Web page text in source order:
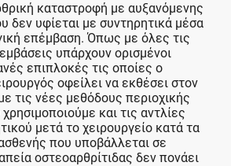
καταστροφή με αυξανόμενης
δεν υφίεται με συντηρητικά μέσα
επέμβαση. Όπως με όλες τις
υπάρχουν ορισμένοι
επιπλοκές τις οποίες ο
οφείλει να εκθέσει στον
τις νέες μεθόδους περιοχικής
και τις αντλίες
μετά το χειρουργείο κατά τα
που υποβάλλεται σε
οστεοαρθρίτιδας δεν πονάει